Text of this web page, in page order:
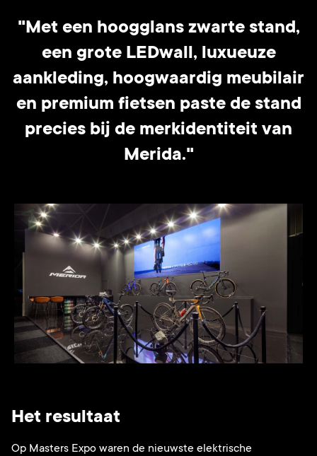
"Met een hoogglans zwarte stand,
een grote LEDwall, luxueuze
aankleding, hoogwaardig meubilair
en premium fietsen paste de stand
precies bij de merkidentiteit van
Merida."
Het resultaat
Op Masters Expo waren de nieuwste elektrische